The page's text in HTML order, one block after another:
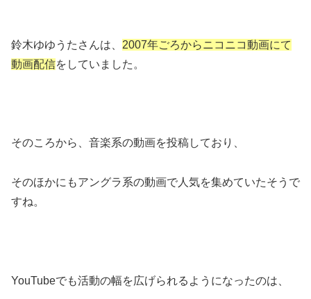
鈴木ゆゆうたさんは、 2007年ごろからニコニコ動画にて
動画配信をしていました。
そのころから、音楽系の動画を投稿しており、
そのほかにもアングラ系の動画で人気を集めていたそうで
すね。
YouTubeでも活動の幅を広げられるようになったのは、